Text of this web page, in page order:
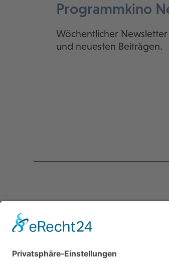
Programmkino
Wöchentlicher
und neuesten Beiträgen.
℅ AG Kino - Gilde deutscher